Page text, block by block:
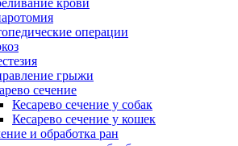
крови
операции
грыжи
сечение
Кесарево сечение у собак
Кесарево сечение у кошек
и обработка ран